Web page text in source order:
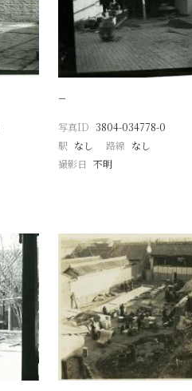
−
写真ID 3804-034778-0
駅 なし 路線 なし
撮影日 不明